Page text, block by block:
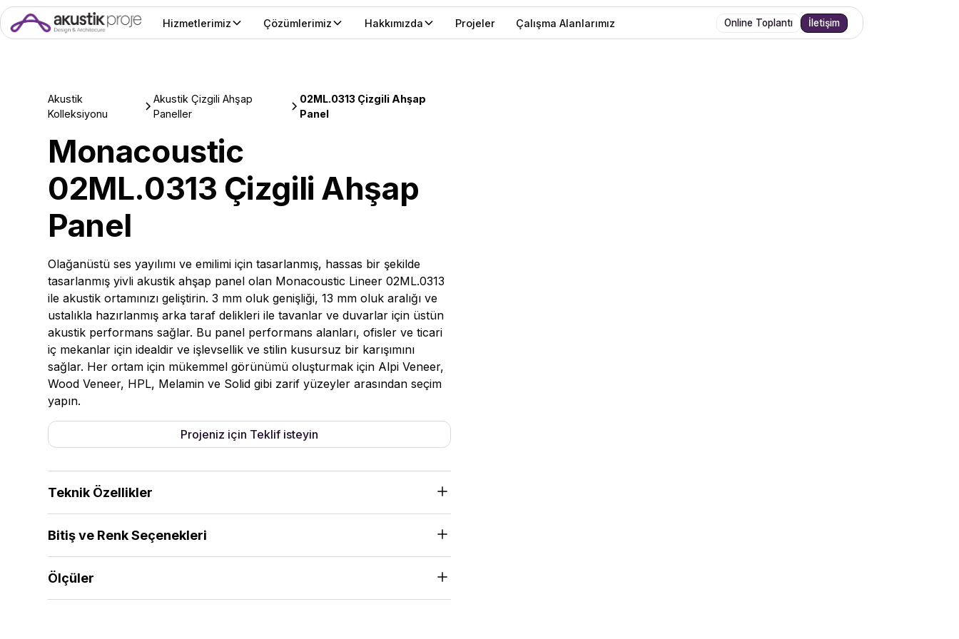
Hizmetlerimiz Çözümlerimiz Hakkımızda Projeler Çalışma Alanlarımız Online Toplantı İletişim
Akustik
Kolleksiyonu
Akustik Çizgili Ahşap
Paneller
02ML.0313 Çizgili Ahşap
Panel
Monacoustic
02ML.0313 Çizgili Ahşap
Panel
Olağanüstü ses yayılımı ve emilimi için tasarlanmış, hassas bir şekilde
tasarlanmış yivli akustik ahşap panel olan Monacoustic Lineer 02ML.0313
ile akustik ortamınızı geliştirin. 3 mm oluk genişliği, 13 mm oluk aralığı ve
ustalıkla hazırlanmış arka taraf delikleri ile tavanlar ve duvarlar için üstün
akustik performans sağlar. Bu panel performans alanları, ofisler ve ticari
iç mekanlar için idealdir ve işlevsellik ve stilin kusursuz bir karışımını
sağlar. Her ortam için mükemmel görünümü oluşturmak için Alpi Veneer,
Wood Veneer, HPL, Melamin ve Solid gibi zarif yüzeyler arasından seçim
yapın.
Projeniz için Teklif isteyin
Teknik Özellikler
ihtiyaçlarınıza uygun olarak alternatif kalınlıklar ve malzemeler için
iletişime geçin
Bitiş ve Renk Seçenekleri
Ölçüler